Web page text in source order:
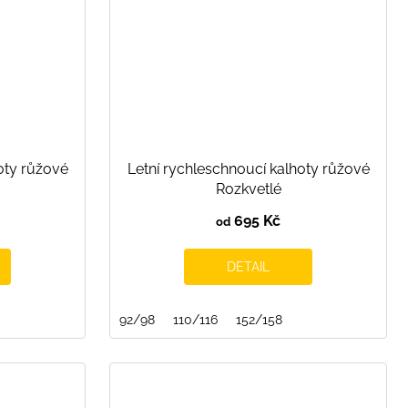
růžové
Letní rychleschnoucí kalhoty růžové
Rozkvetlé
od 695 Kč
DETAIL
92/98 110/116 152/158